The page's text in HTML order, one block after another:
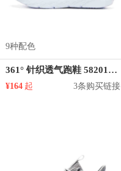
9种配色
361° 针织透气跑鞋 582012209
¥164 起 3条购买链接